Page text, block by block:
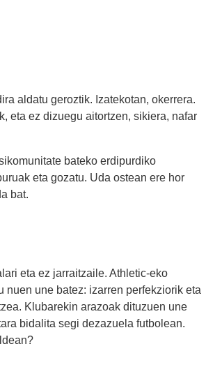
aldatu geroztik. Izatekotan, okerrera.
eta ez dizuegu aitortzen, sikiera, nafar
bateko erdipurdiko
eta gozatu. Uda ostean ere hor
bat.
eta ez jarraitzaile. Athletic-eko
nuen une batez: izarren perfekziorik eta
Klubarekin arazoak dituzuen une
bidalita segi dezazuela futbolean.